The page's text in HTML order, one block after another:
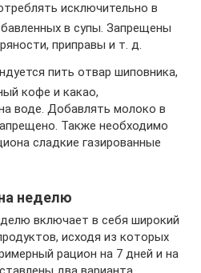
исключительно в
в супы. Запрещены
приправы и т. д.
пить отвар шиповника,
кофе и какао,
воде. Добавлять молоко в
Также необходимо
сладкие газированные
неделю
включает в себя широкий
исходя из которых
рацион на 7 дней и на